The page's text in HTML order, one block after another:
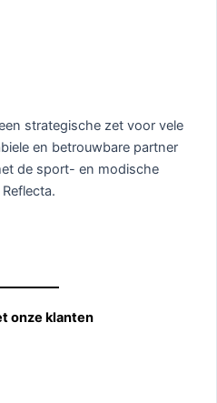
strategische zet voor vele
en betrouwbare partner
de sport- en modische
onze klanten